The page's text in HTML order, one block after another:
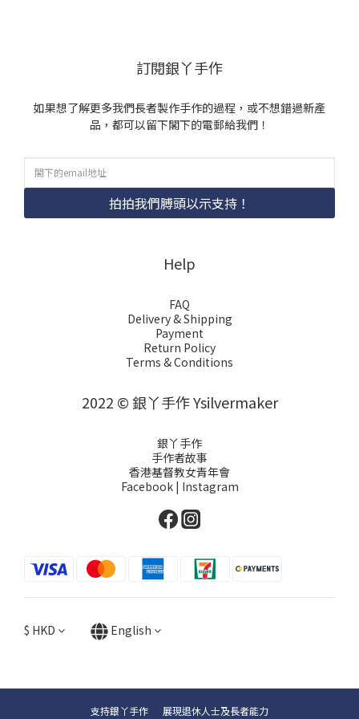
訂閱銀丫手作
如果想了解更多我們長者製作手作的過程，或不想錯過新產
品，都可以留下閣下的電郵給我們！
拍拍我們膊頭以示支持！
Help
FAQ
Delivery & Shipping
Payment
Return Policy
Terms & Conditions
2022 © 銀丫手作 Ysilvermaker
銀丫手作
手作者故事
香港基督教女青年會
Facebook | Instagram
$ HKD English
支持銀丫手作 展現退休人士及長者能力